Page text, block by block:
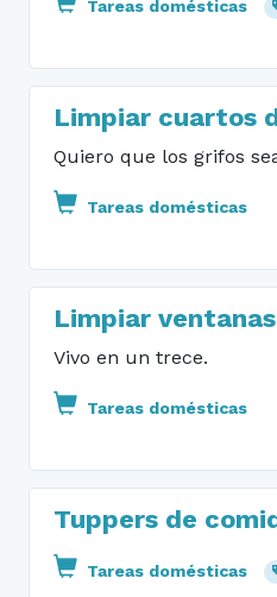
Tareas domésticas
Limpiar cuartos
Quiero que los grifos
Tareas domésticas
Limpiar ventanas
Vivo en un trece.
Tareas domésticas
Tuppers de
Tareas domésticas